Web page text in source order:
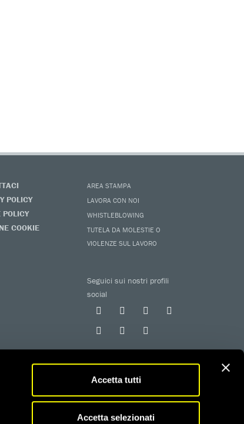
Accetta tutti
Accetta selezionati
POLICY
POLICY
COOKIE
AREA STAMPA
LAVORA CON NOI
WHISTLEBLOWING
TUTELA DA MOLESTIE O
VIOLENZE SUL LAVORO
Seguici sui nostri profili
social
RUNTS con determinazione n. G02926 del